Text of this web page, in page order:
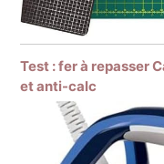
Test : fer à repasser
et anti-calc